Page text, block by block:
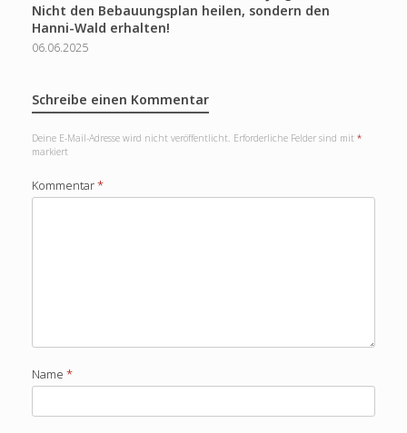
Nicht den Bebauungsplan heilen, sondern den
Hanni-Wald erhalten!
06.06.2025
Schreibe einen Kommentar
Deine E-Mail-Adresse wird nicht veröffentlicht. Erforderliche Felder sind mit *
markiert
Kommentar*
Name *